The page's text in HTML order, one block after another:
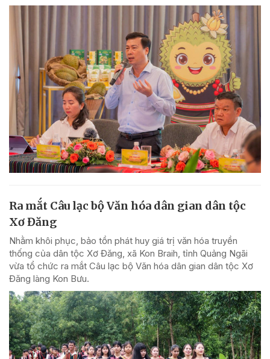
Ra mắt Câu lạc bộ Văn hóa dân gian dân tộc
Xơ Đăng
Nhằm khôi phục, bảo tồn phát huy giá trị văn hóa truyền
thống của dân tộc Xơ Đăng, xã Kon Braih, tỉnh Quảng Ngãi
vừa tổ chức ra mắt Câu lạc bộ Văn hóa dân gian dân tộc Xơ
Đăng làng Kon Bưu.